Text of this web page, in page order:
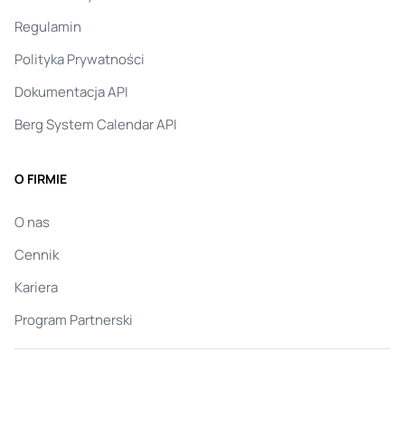
Regulamin
Polityka Prywatności
Dokumentacja API
Berg System Calendar API
O FIRMIE
O nas
Cennik
Kariera
Program Partnerski